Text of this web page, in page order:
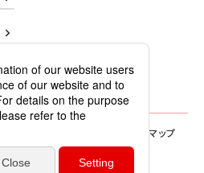
サイトマップ
All Rights Reserved.